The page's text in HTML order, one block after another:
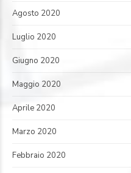
Agosto 2020
Luglio 2020
Giugno 2020
Maggio 2020
Aprile 2020
Marzo 2020
Febbraio 2020